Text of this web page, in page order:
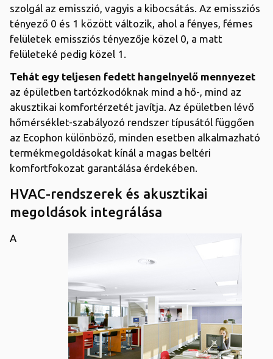
szolgál az emisszió, vagyis a kibocsátás. Az emissziós
tényező 0 és 1 között változik, ahol a fényes, fémes
felületek emissziós tényezője közel 0, a matt
felületeké pedig közel 1.
Tehát egy teljesen fedett hangelnyelő mennyezet
az épületben tartózkodóknak mind a hő-, mind az
akusztikai komfortérzetét javítja. Az épületben lévő
hőmérséklet-szabályozó rendszer típusától függően
az Ecophon különböző, minden esetben alkalmazható
termékmegoldásokat kínál a magas beltéri
komfortfokozat garantálása érdekében.
HVAC-rendszerek és akusztikai
megoldások integrálása
A